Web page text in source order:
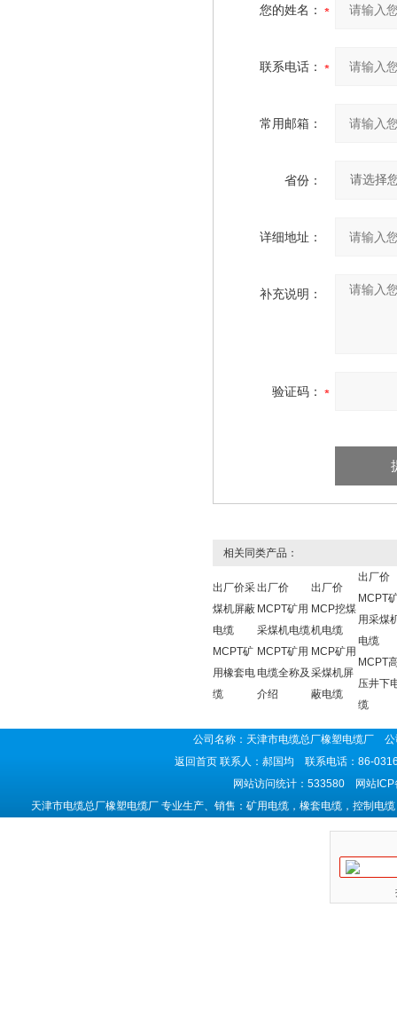
您的姓名：
联系电话：
常用邮箱：
省份：
详细地址：
补充说明：
验证码：
相关同类产品：
出厂价采
煤机屏蔽
电缆
MCPT矿
用橡套电
缆
出厂价
MCPT矿用
采煤机电缆
MCPT矿用
电缆全称及
介绍
出厂价
MCP挖煤
机电缆
MCP矿用
采煤机屏
蔽电缆
出厂价
MCPT
用采煤
电缆
MCPT
压井下
缆
公司名称：天津市电缆总厂橡塑电缆厂
返回首页联系人：郝国均 联系电话：86-
网站访问统计：533580 网站ICP
天津市电缆总厂橡塑电缆厂 专业生产、销售：矿用电缆，橡套电缆，控制电